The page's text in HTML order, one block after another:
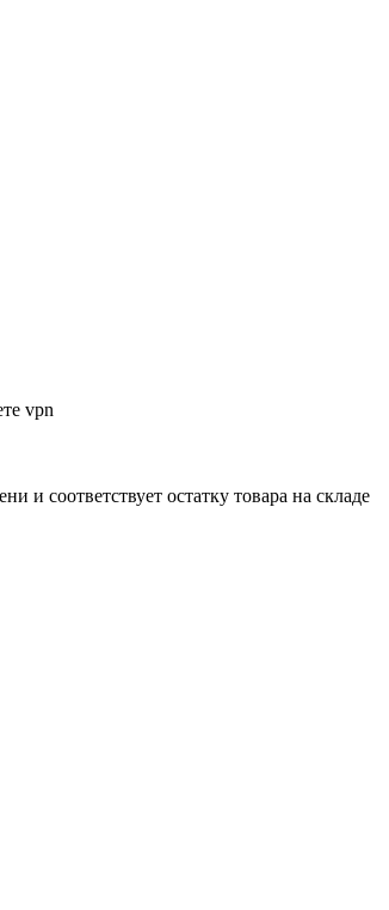
vpn
и соответствует остатку товара на складе